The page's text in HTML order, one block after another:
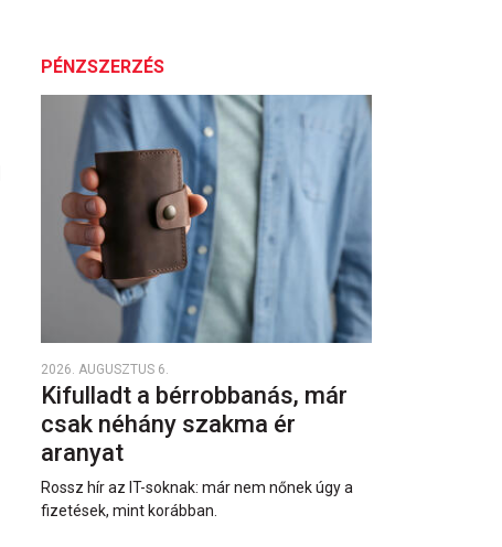
PÉNZSZERZÉS
2026. AUGUSZTUS 6.
Kifulladt a bérrobbanás, már
csak néhány szakma ér
aranyat
Rossz hír az IT-soknak: már nem nőnek úgy a
fizetések, mint korábban.